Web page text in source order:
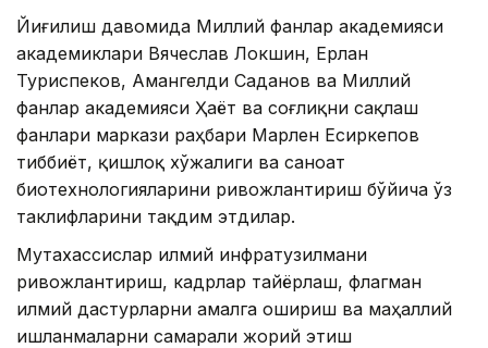
Йиғилиш давомида Миллий фанлар академияси
академиклари Вячеслав Локшин, Ерлан
Туриспеков, Амангелди Саданов ва Миллий
фанлар академияси Ҳаёт ва соғлиқни сақлаш
фанлари маркази раҳбари Марлен Есиркепов
тиббиёт, қишлоқ хўжалиги ва саноат
биотехнологияларини ривожлантириш бўйича ўз
таклифларини тақдим этдилар.
Мутахассислар илмий инфратузилмани
ривожлантириш, кадрлар тайёрлаш, флагман
илмий дастурларни амалга ошириш ва маҳаллий
ишланмаларни самарали жорий этиш